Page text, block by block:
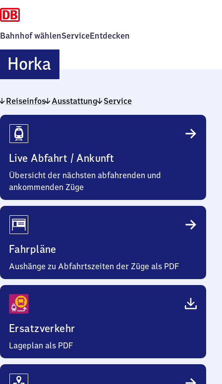
Bahnhof wählenServiceEntdecken
HorkaHorka
Reiseinfos Ausstattung Service
Reiseinfos
Live Abfahrt / Ankunft
Übersicht der nächsten abfahrenden und
ankommenden Züge
Fahrpläne
Aushänge zu Abfahrtszeiten der Züge als PDF
Ersatzverkehr
Lageplan als PDF